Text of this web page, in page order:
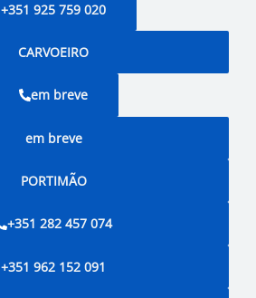
+351 925 759 020
CARVOEIRO
em breve
em breve
PORTIMÃO
+351 282 457 074
+351 962 152 091